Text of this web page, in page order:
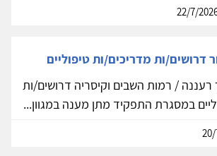
דרושים/ות מדריכים/ות טיפוליים
רעננה / רמות השבים וקיסריה דרושים/ות
במסגרת התפקיד מתן מענה במגוון...